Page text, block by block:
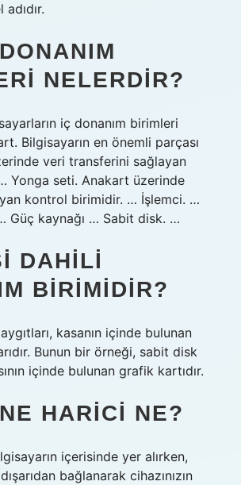
NELERDIR?
iç donanım birimleri
Bilgisayarın en önemli parçası
veri transferini sağlayan
Yonga seti. Anakart üzerinde
kontrol birimidir. … İşlemci. …
Güç kaynağı … Sabit disk. …
DAHILI
BIRIMIDIR?
kasanın içinde bulunan
Bunun bir örneği, sabit disk
içinde bulunan grafik kartıdır.
HARICI NE?
içerisinde yer alırken,
bağlanarak cihazınızın